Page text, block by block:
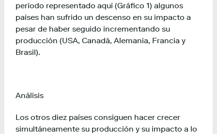
período representado aquí (Gráfico 1) algunos
países han sufrido un descenso en su impacto a
pesar de haber seguido incrementando su
producción (USA, Canadá, Alemania, Francia y
Brasil).
Análisis
Los otros diez países consiguen hacer crecer
simultáneamente su producción y su impacto a lo